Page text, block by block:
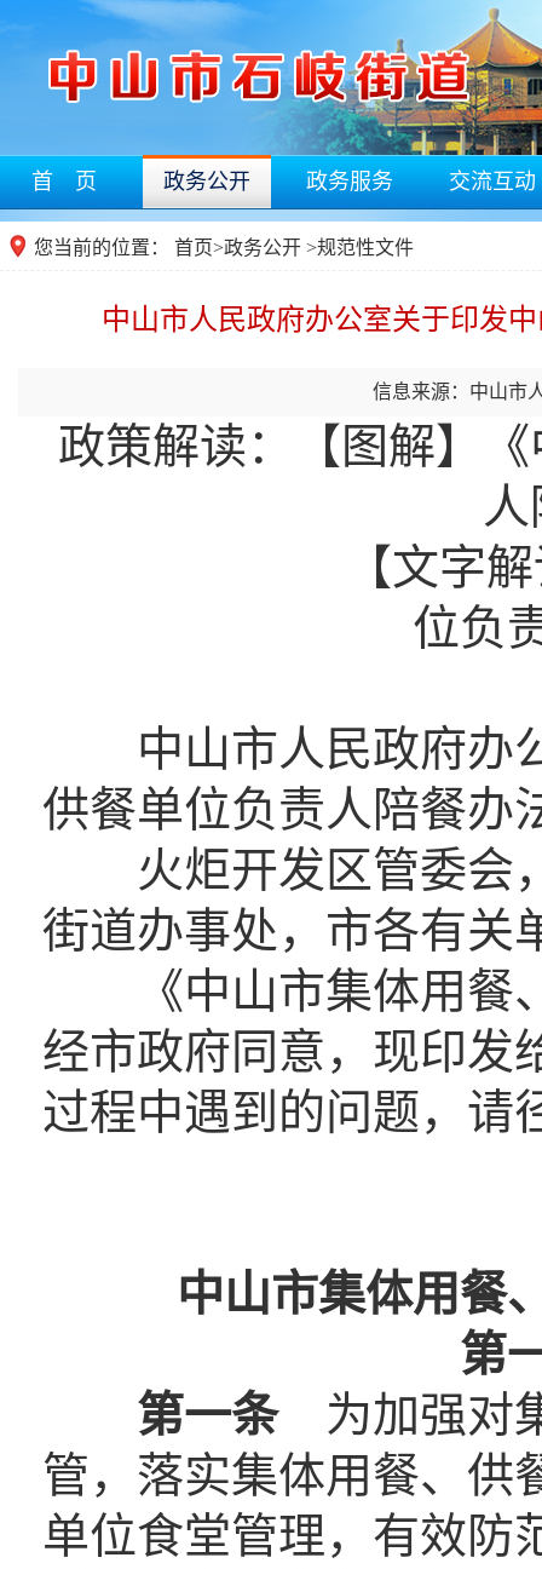
首 页 政务公开 政务服务 交流互动
您当前的位置： 首页>政务公开 >规范性文件
中山市人民政府办公室关于印发
信息来源：中山市
政策解读：
【图解】
【文字
位负
中山市人民政府办公
供餐单位负责人陪餐办
火炬开发区管委会，
街道办事处，市各有关
《中山市集体用餐、
经市政府同意，现印发
过程中遇到的问题，请
中山市集体用餐
第
第一条 为加强对
管，落实集体用餐、供
单位食堂管理，有效防